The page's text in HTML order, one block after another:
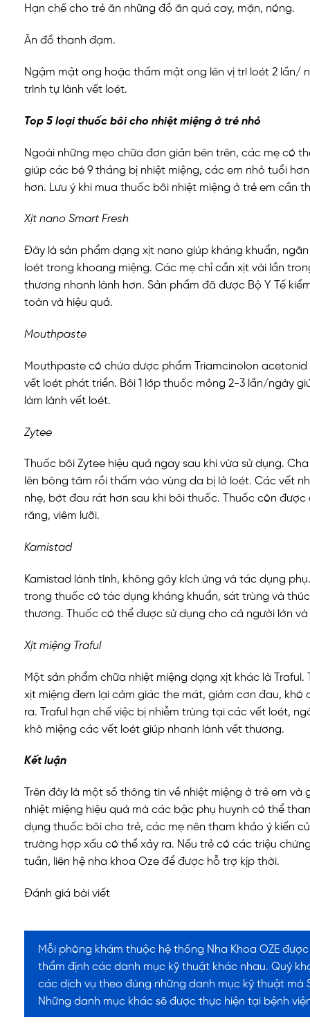
Hạn chế cho trẻ ăn những đồ ăn quá cay, mặn, nóng.
Ăn đồ thanh đạm.
Ngậm mật ong hoặc thấm mật ong lên vị trí loét 2 lần/
trình tự lành vết loét.
Top 5 loại thuốc bôi cho nhiệt miệng ở trẻ nhỏ
Ngoài những mẹo chữa đơn giản bên trên, các mẹ có
giúp các bé 9 tháng bị nhiệt miệng, các em nhỏ tuổi
hơn. Lưu ý khi mua thuốc bôi nhiệt miệng ở trẻ em cần
Xịt nano Smart Fresh
Đây là sản phẩm dạng xịt nano giúp kháng khuẩn,
loét trong khoang miệng. Các mẹ chỉ cần xịt vài lần
thương nhanh lành hơn. Sản phẩm đã được Bộ Y Tế
toàn và hiệu quả.
Mouthpaste
Mouthpaste có chứa dược phẩm Triamcinolon
vết loét phát triển. Bôi 1 lớp thuốc mỏng 2-3 lần/ngày
làm lành vết loét.
Zytee
Thuốc bôi Zytee hiệu quả ngay sau khi vừa sử dụng.
lên bông tăm rồi thấm vào vùng da bị lở loét. Các vết
nhẹ, bớt đau rát hơn sau khi bôi thuốc. Thuốc còn
răng, viêm lưỡi.
Kamistad
Kamistad lành tính, không gây kích ứng và tác dụng
trong thuốc có tác dụng kháng khuẩn, sát trùng và
thương. Thuốc có thể được sử dụng cho cả người lớn và
Xịt miệng Traful
Một sản phẩm chữa nhiệt miệng dạng xịt khác là
xịt miệng đem lại cảm giác the mát, giảm cơn đau, khó
ra. Traful hạn chế việc bị nhiễm trùng tại các vết loét,
khô miệng các vết loét giúp nhanh lành vết thương.
Kết luận
Trên đây là một số thông tin về nhiệt miệng ở trẻ em và
nhiệt miệng hiệu quả mà các bậc phụ huynh có thể
dụng thuốc bôi cho trẻ, các mẹ nên tham khảo ý kiến
trường hợp xấu có thể xảy ra. Nếu trẻ có các triệu
tuần, liên hệ nha khoa Oze để được hỗ trợ kịp thời.
Đánh giá bài viết
Mỗi phòng khám thuộc hệ thống Nha Khoa OZE
thẩm định các danh mục kỹ thuật khác nhau. Quý
các dịch vụ theo đúng những danh mục kỹ thuật mà
Những danh mục khác sẽ được thực hiện tại bệnh